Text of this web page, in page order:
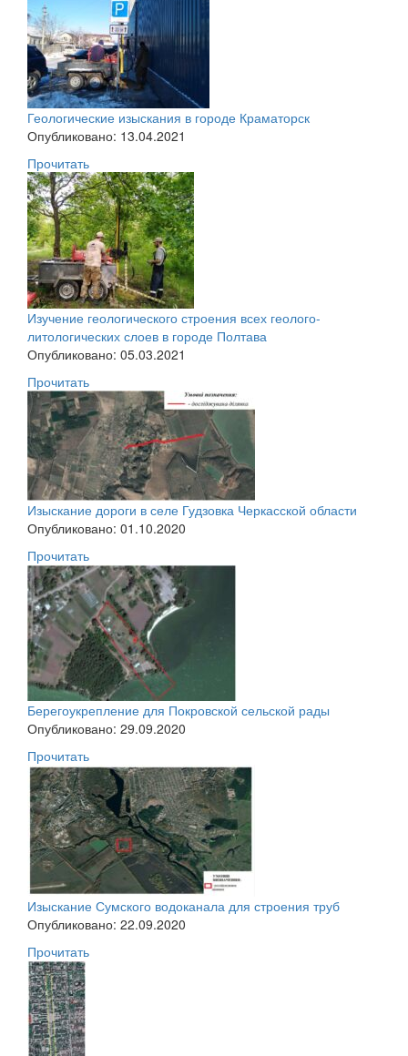
Геологические изыскания в городе Краматорск
Опубликовано: 13.04.2021
Прочитать
Изучение геологического строения всех геолого-
литологических слоев в городе Полтава
Опубликовано: 05.03.2021
Прочитать
Изыскание дороги в селе Гудзовка Черкасской области
Опубликовано: 01.10.2020
Прочитать
Берегоукрепление для Покровской сельской рады
Опубликовано: 29.09.2020
Прочитать
Изыскание Сумского водоканала для строения труб
Опубликовано: 22.09.2020
Прочитать